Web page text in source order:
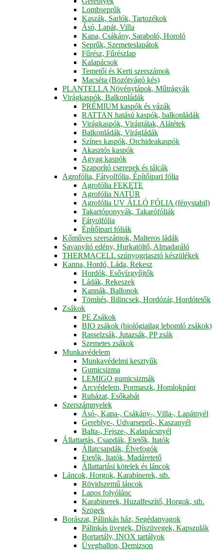
Lombseprűk
Kaszák, Sarlók, Tartozékok
Ásó, Lapát, Villa
Kapa, Csákány, Saraboló, Horoló
Seprűk, Szemeteslapátok
Fűrész, Fűrészlap
Kalapácsok
Temetői és Kerti szerszámok
Macséta (Bozótvágó kés)
PLANTELLA Növénytápok, Műtrágyák
Virágkaspók, Balkonládák
PRÉMIUM kaspók és vázák
RATTAN hatású kaspók, balkonládák
Virágkaspók, Virágtálak, Alátétek
Balkonládák, Virágládák
Színes kaspók, Orchideakaspók
Akasztós kaspók
Agyag kaspók
Szaporító cserepek és tálcák
Agrofólia, Fátyolfólia, Építőipari fólia
Agrofólia FEKETE
Agrofólia NATÚR
Agrofólia UV ÁLLÓ FÓLIA (fénystabil)
Takartóponyvák, Takarófóliák
Fátyolfólia
Építőipari fóliák
Kőműves szerszámok, Malteros ládák
Savanyító edény, Hurkatöltő, Almadaráló
THERMACELL szúnyogriasztó készülékek
Kanna, Hordó, Láda, Rekesz
Hordók, Esővízgyűjtők
Ládák, Rekeszek
Kannák, Ballonok
Tömítés, Bilincsek, Hordózár, Hordótetők
Zsákok
PE Zsákok
BIO zsákok (biológiailag lebomló zsákok)
Rasselzsák, Jutazsák, PP zsák
Szemetes zsákok
Munkavédelem
Munkavédelmi kesztyűk
Gumicsizma
LEMIGO gumicsizmák
Arcvédelem, Pormaszk, Homlokpánt
Ruházat, Esőkabát
Szerszámnyelek
Ásó-, Kapa-, Csákány-, Villa-, Lapátnyél
Gereblye-, Udvarseprű-, Kaszanyél
Balta-, Fejsze-, Kalapácsnyél
Állattartás, Csapdák, Etetők, Itatók
Állatcsapdák, Élvefogók
Etetők, Itatók, Madáretető
Állattartási kötelek és láncok
Láncok, Horgok, Karabínerek, stb.
Rövidszemű láncok
Lapos folyólánc
Karabinerek, Huzalfeszítő, Horgok, stb.
Szögek
Borászat, Pálinkás ház, Segédanyagok
Pálinkás üvegek, Díszüvegek, Kapszulák
Bortartály, INOX tartályok
Üvegballon, Demizson